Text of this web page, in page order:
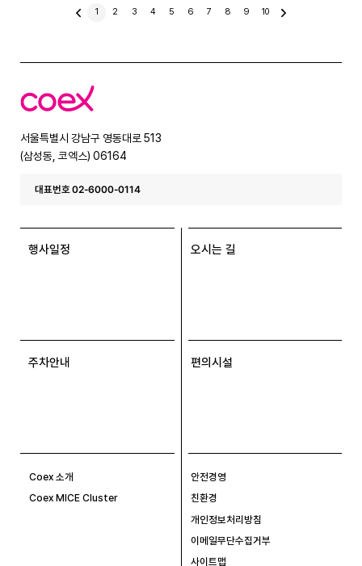
1 2 3 4 5 6 7 8 9 10
코
엑
서울특별시 강남구 영동대로 513
(삼성동, 코엑스) 06164
대표번호 02-6000-0114
행사일정 오시는 길
주차안내 편의시설
Coex 소개
Coex MICE Cluster
안전경영
친환경
개인정보처리방침
이메일무단수집거부
사이트맵